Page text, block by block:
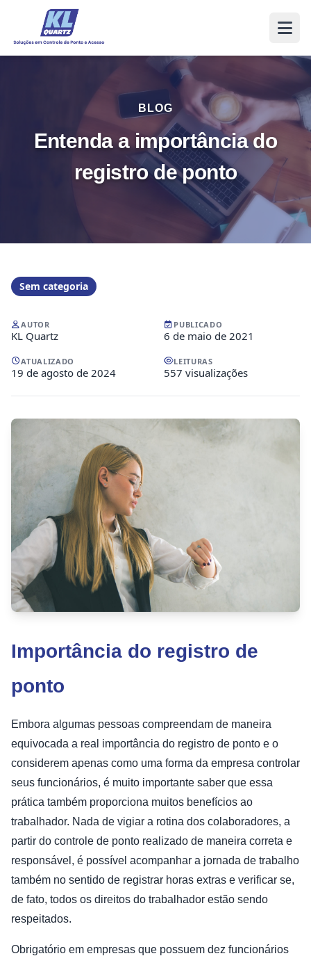
BLOG
Entenda a importância do
registro de ponto
Sem categoria
AUTOR
KL Quartz
PUBLICADO
6 de maio de 2021
ATUALIZADO
19 de agosto de 2024
LEITURAS
557 visualizações
Importância do registro de
ponto
Embora algumas pessoas compreendam de maneira
equivocada a real importância do registro de ponto e o
considerem apenas como uma forma da empresa controlar
seus funcionários, é muito importante saber que essa
prática também proporciona muitos benefícios ao
trabalhador. Nada de vigiar a rotina dos colaboradores, a
partir do controle de ponto realizado de maneira correta e
responsável, é possível acompanhar a jornada de trabalho
também no sentido de registrar horas extras e verificar se,
de fato, todos os direitos do trabalhador estão sendo
respeitados.
Obrigatório em empresas que possuem dez funcionários